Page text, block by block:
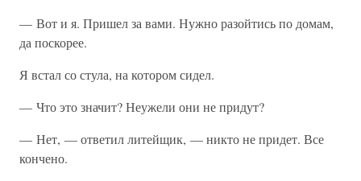
— Вот и я. Пришел за вами. Нужно разойтись по домам,
да поскорее.
Я встал со стула, на котором сидел.
— Что это значит? Неужели они не придут?
— Нет, — ответил литейщик, — никто не придет. Все
кончено.